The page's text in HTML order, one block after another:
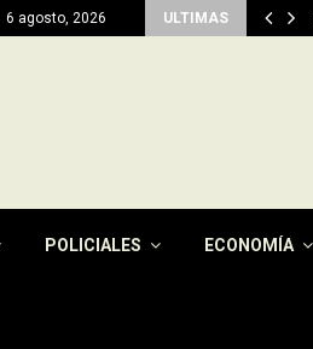
6 agosto, 2026 ULTIMAS
POLICIALES ECONOMÍA